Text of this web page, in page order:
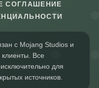
СОГЛАШЕНИЕ
с Mojang Studios и
клиенты. Все
для
источников.